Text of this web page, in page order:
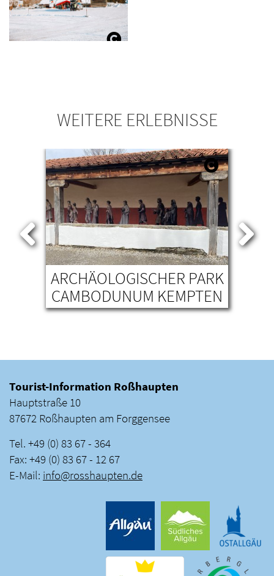
WEITERE ERLEBNISSE
ARCHÄOLOGISCHER PARK
CAMBODUNUM KEMPTEN
Tourist-Information Roßhaupten
Hauptstraße 10
87672 Roßhaupten am Forggensee
Tel. +49 (0) 83 67 - 364
Fax: +49 (0) 83 67 - 12 67
E-Mail: info@rosshaupten.de